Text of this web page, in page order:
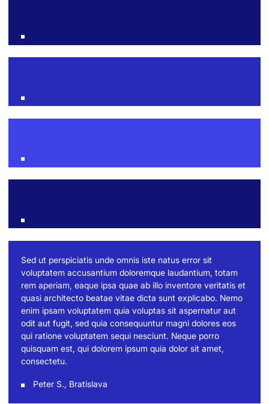
Sed ut perspiciatis unde omnis iste natus error sit
voluptatem accusantium doloremque laudantium, totam
rem aperiam, eaque ipsa quae ab illo inventore veritatis et
quasi architecto beatae vitae dicta sunt explicabo. Nemo
enim ipsam voluptatem quia voluptas sit aspernatur aut
odit aut fugit, sed quia consequuntur magni dolores eos
qui ratione voluptatem sequi nesciunt. Neque porro
quisquam est, qui dolorem ipsum quia dolor sit amet,
consectetu.
Peter S., Bratislava